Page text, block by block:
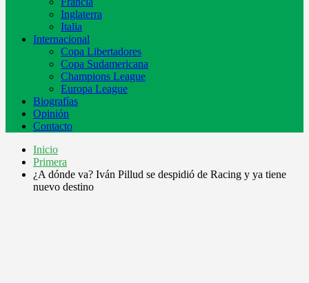
Inglaterra
Italia
Internacional
Copa Libertadores
Copa Sudamericana
Champions League
Europa League
Biografías
Opinión
Contacto
Inicio
Primera
¿A dónde va? Iván Pillud se despidió de Racing y ya tiene
nuevo destino